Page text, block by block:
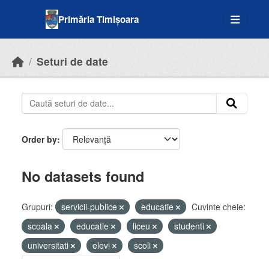
Primăria Timișoara
Seturi de date
Order by
No datasets found
Grupuri: servicii-publice educatie
Cuvinte cheie:
scoala
educatie liceu
studenti
universitati
elevi
scoli